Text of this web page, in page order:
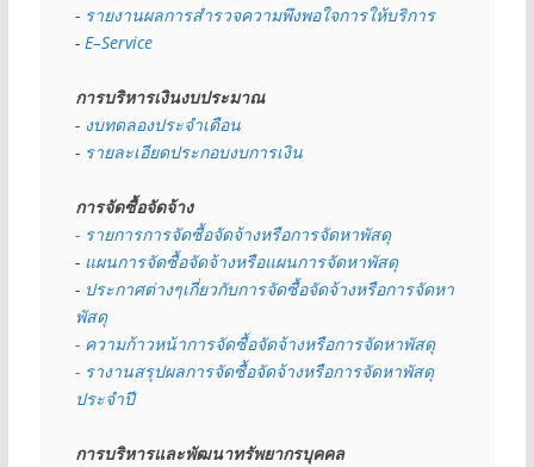
- รายงานผลการสำรวจความพึงพอใจการให้บริการ
- E–Service
การบริหารเงินงบประมาณ
- งบทดลองประจำเดือน
- รายละเอียดประกอบงบการเงิน
การจัดซื้อจัดจ้าง
- รายการการจัดซื้อจัดจ้างหรือการจัดหาพัสดุ
- แผนการจัดซื้อจัดจ้างหรือแผนการจัดหาพัสดุ
- ประกาศต่างๆเกี่ยวกับการจัดซื้อจัดจ้างหรือการจัดหา
พัสดุ
- ความก้าวหน้าการจัดซื้อจัดจ้างหรือการจัดหาพัสดุ
- รางานสรุปผลการจัดซื้อจัดจ้างหรือการจัดหาพัสดุ
ประจำปี
การบริหารและพัฒนาทรัพยากรบุคคล